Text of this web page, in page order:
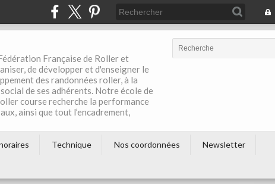
Française de Roller et
de développer et d'enseigner le
des randonnées roller, à la
de ses adhérents. Notre école de
course recherche la performance
ainsi que tout l’encadrement,
Technique Nos coordonnées
Newsletter